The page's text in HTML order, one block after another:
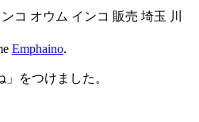
コ オウム インコ 販売 埼玉 川
Emphaino.
をつけました。